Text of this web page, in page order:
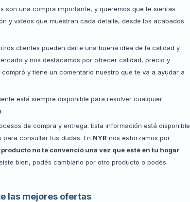
son una compra importante, y queremos que te sientas
y videos que muestran cada detalle, desde los acabados
clientes pueden darte una buena idea de la calidad y
y nos destacamos por ofrecer calidad, precio y
y tiene un comentario nuestro que te va a ayudar a
está siempre disponible para resolver cualquier
de compra y entrega. Esta información está disponible
consultar tus dudas. En NYR nos esforzamos por
no te convenció una vez que esté en tu hogar
bien, podés cambiarlo por otro producto o podés
las mejores ofertas